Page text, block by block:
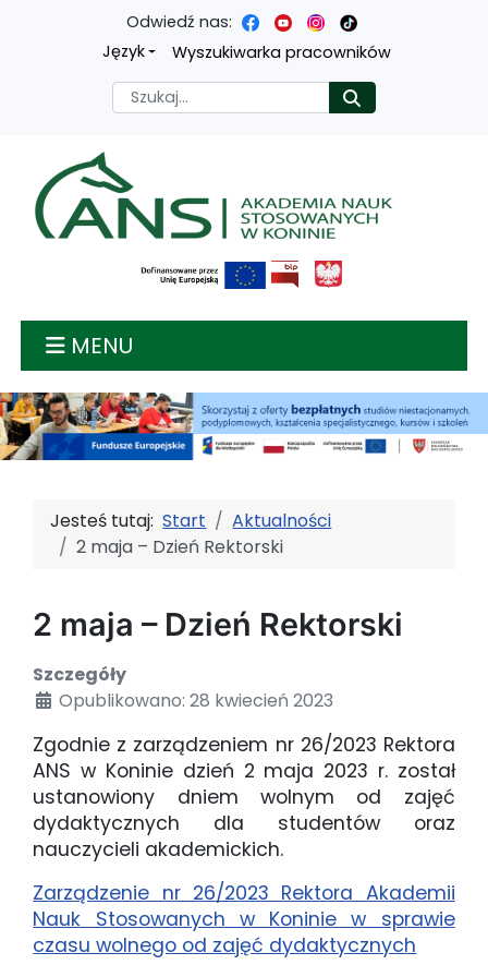
Przejdź
treści
głównej
Przejdź
menu
nawigacyjnego
Przejdź
wyszukiwarki
Przejdź
mapy
strony
Odwiedź nas:
Język
Wyszukiwarka pracowników
Szukaj
Akademia nauk
MENU
Jesteś tutaj:Start
Aktualności
2 maja – Dzień Rektorski
2 maja – Dzień Rektorski
Szczegóły
Opublikowano: 28 kwiecień 2023
Zgodnie z zarządzeniem nr 26/2023 Rektora
ANS w Koninie dzień 2 maja 2023 r. został
ustanowiony dniem wolnym od zajęć
dydaktycznych dla studentów oraz
nauczycieli akademickich.
Zarządzenie nr 26/2023 Rektora Akademii
Nauk Stosowanych w Koninie w sprawie
czasu wolnego od zajęć dydaktycznych